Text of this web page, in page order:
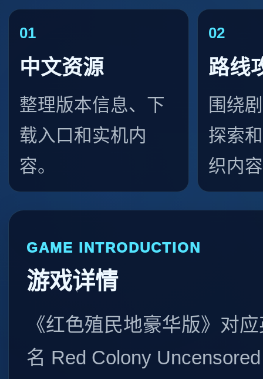
01
中文资源
整理版本信息、下
载入口和实机内
容。
02
路线
围绕
探索
织内
GAME INTRODUCTION
游戏详情
《红色殖民地豪华版》对
名 Red Colony